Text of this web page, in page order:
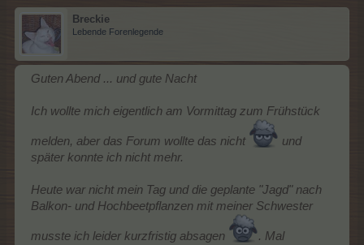
Breckie
Lebende Forenlegende
Guten Abend ... und gute Nacht
Ich wollte mich eigentlich am Vormittag zum Frühstück
melden, aber das Forum wollte das nicht
und
später konnte ich nicht mehr.
Heute war nicht mein Tag und die geplante "Jagd" nach
Balkon- und Hochbeetpflanzen mit meiner Schwester
musste ich leider kurzfristig absagen
. Mal